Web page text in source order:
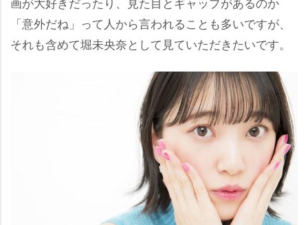
「意外だね」って人から言われることも多いですが、
それも含めて堀未央奈として見ていただきたいです。